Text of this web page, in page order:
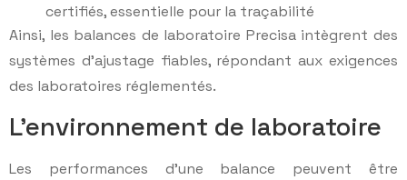
certifiés, essentielle pour la traçabilité
Ainsi, les balances de laboratoire Precisa intègrent des
systèmes d’ajustage fiables, répondant aux exigences
des laboratoires réglementés.
L’environnement de laboratoire
Les performances d’une balance peuvent être